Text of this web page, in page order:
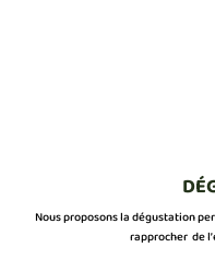
Nous proposons la dégustation
rapprocher de